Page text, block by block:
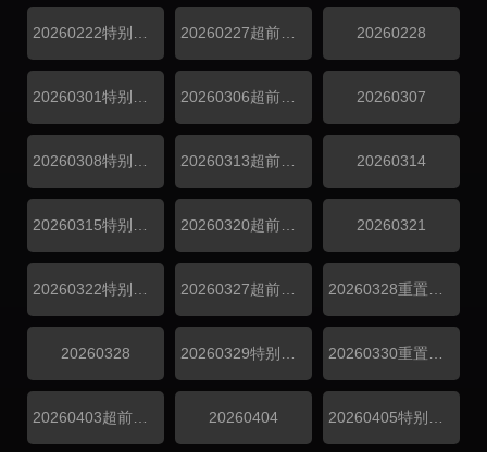
20260227超前探班 20260228
20260306超前探班 20260307
20260313超前探班 20260314
20260320超前探班 20260321
20260327超前探班
20260328
20260404